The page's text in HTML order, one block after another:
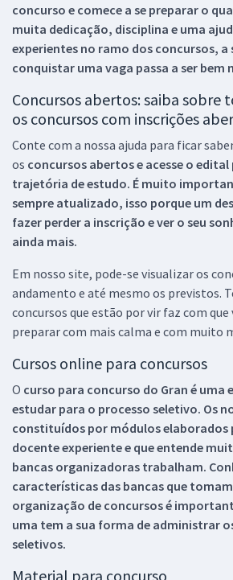
concurso e comece a se preparar o
muita dedicação, disciplina e uma
experientes no ramo dos concursos, a
conquistar uma vaga passa a ser bem
Concursos abertos: saiba sobre
os concursos com inscrições
Conte com a nossa ajuda para ficar
os concursos abertos e acesse o
trajetória de estudo. É muito
sempre atualizado, isso porque um
fazer perder a inscrição e ver o seu
ainda mais.
Em nosso site, pode-se visualizar os
andamento e até mesmo os previstos.
concursos que estão por vir faz com
preparar com mais calma e com muito
Cursos online para concursos
O curso para concurso do Gran é uma
estudar para o processo seletivo. Os
constituídos por módulos elaborados
docente experiente e que entende
bancas organizadoras trabalham.
características das bancas que
organização de concursos é
uma tem a sua forma de administrar
seletivos.
Material para concurso